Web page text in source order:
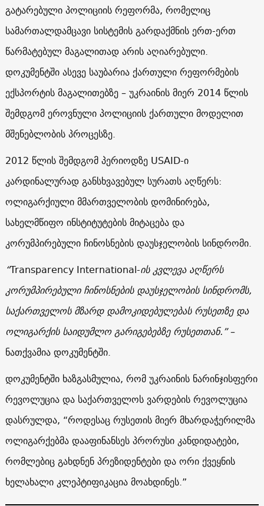
გატარებული პოლიციის რეფორმა, რომელიც
სამართალდამცავი სისტემის გარდაქმნის ერთ-ერთ
წარმატებულ მაგალითად არის აღიარებული.
დოკუმენტში ასევე საუბარია ქართული რეფორმების
ექსპორტის მაგალითებზე – უკრაინის მიერ 2014 წლის
შემდგომ ეროვნული პოლიციის ქართული მოდელით
მშენებლობის პროცესზე.
2012 წლის შემდგომ პერიოდზე USAID-ი
კარდინალურად განსხვავებულ სურათს აღწერს:
ოლიგარქიული მმართველობის დომინირება,
სახელმწიფო ინსტიტუტების მიტაცება და
კორუმპირებული ჩინოსნების დაუსჯელობის სინდრომი.
“Transparency International-ის კვლევა აღწერს
კორუმპირებული ჩინოსნების დაუსჯელობის სინდრომს,
საქართველოს მზარდ დამოკიდებულებას რუსეთზე და
ოლიგარქის საიდუმლო გარიგებებზე რუსეთთან.”–
ნათქვამია დოკუმენტში.
დოკუმენტში ხაზგასმულია, რომ უკრაინის ნარინჯისფერი
რევოლუცია და საქართველოს ვარდების რევოლუცია
დასრულდა, “როდესაც რუსეთის მიერ მხარდაჭერილმა
ოლიგარქებმა დააფინანსეს პრორუსი კანდიდატები,
რომლებიც გახდნენ პრეზიდენტები და ორი ქვეყნის
ხელახალი კლეპტიფიკაცია მოახდინეს.”